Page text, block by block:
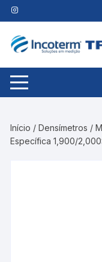
Pular
para
conteúdo
Início /Densímetros /
Específica 1,900/